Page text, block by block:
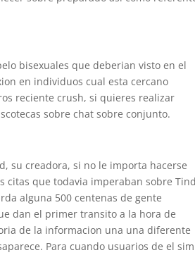
bisexuales que deberian visto en el
en individuos cual esta cercano
reciente crush, si quieres realizar
sobre chat sobre conjunto.
su creadora, si no le importa hacerse
citas que todavia imperaban sobre
alguna 500 centenas de gente
dan el primer transito a la hora de
de la informacion una una diferente
Para cuando usuarios de el